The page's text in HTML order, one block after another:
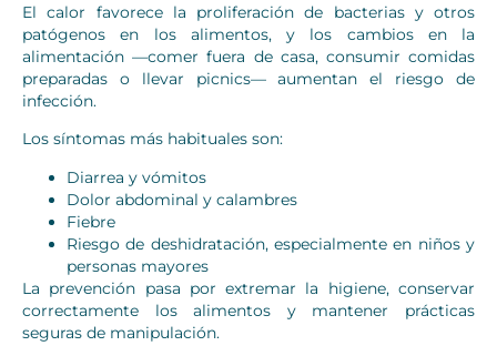
El calor favorece la proliferación de bacterias y otros
patógenos en los alimentos, y los cambios en la
alimentación —comer fuera de casa, consumir comidas
preparadas o llevar picnics— aumentan el riesgo de
infección.
Los síntomas más habituales son:
Diarrea y vómitos
Dolor abdominal y calambres
Fiebre
Riesgo de deshidratación, especialmente en niños y
personas mayores
La prevención pasa por extremar la higiene, conservar
correctamente los alimentos y mantener prácticas
seguras de manipulación.